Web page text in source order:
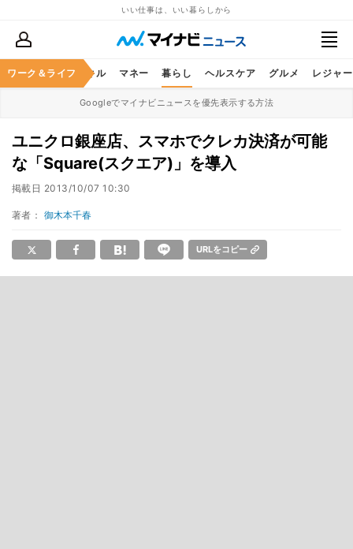
いい仕事は、いい暮らしから
ワーク＆ライフ
ア ビジネススキル マネー 暮らし ヘルスケア グルメ レジャー
Googleでマイナビニュースを優先表示する方法
ユニクロ銀座店、スマホでクレカ決済が可能
な「Square(スクエア)」を導入
掲載日 2013/10/07 10:30
著者： 御木本千春
URLをコピー